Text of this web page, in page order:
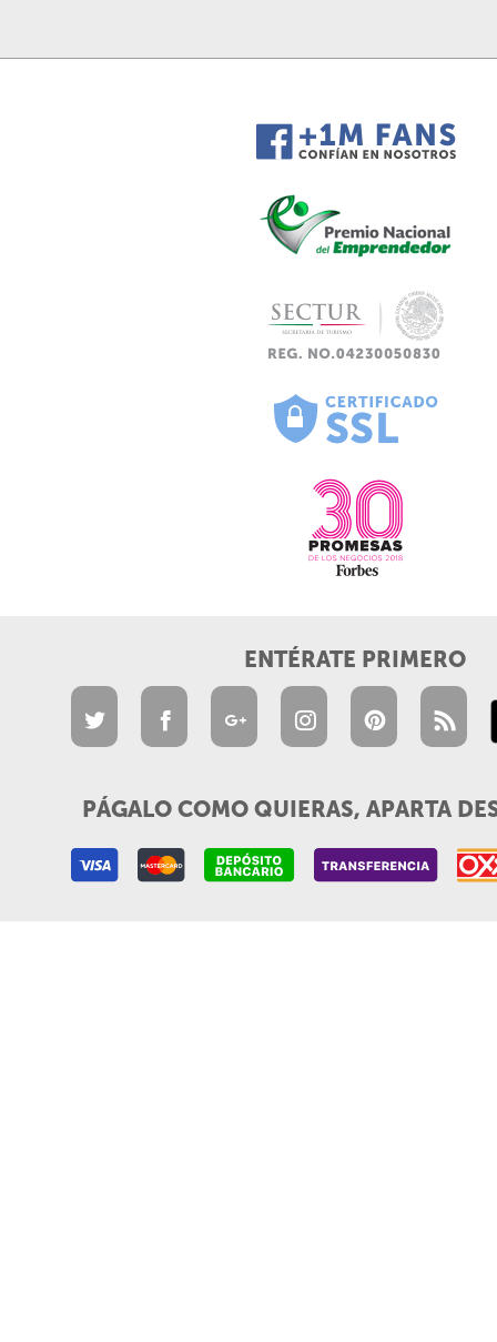
ENTÉRATE PRIMERO
PÁGALO COMO QUIERAS, APARTA